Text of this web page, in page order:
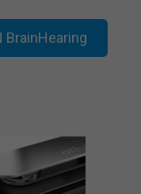
BrainHearing